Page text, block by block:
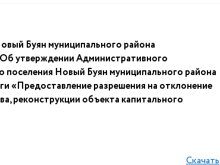
Буян муниципального района
утверждении Административного
поселения Новый Буян муниципального района
«Предоставление разрешения на отклонение
реконструкции объекта капитального
Скачать